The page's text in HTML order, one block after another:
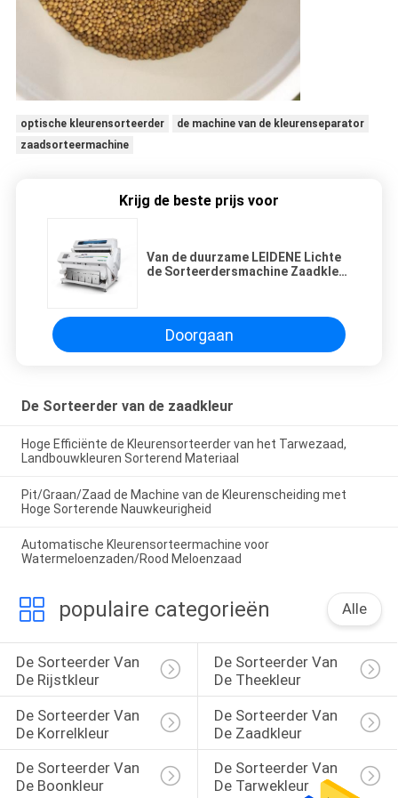
optische kleurensorteerder
de machine van de kleurenseparator
zaadsorteermachine
Krijg de beste prijs voor
Van de duurzame LEIDENE Lichte
de Sorteerdersmachine Zaadkleur
Doorgaan
De Sorteerder van de zaadkleur
Hoge Efficiënte de Kleurensorteerder van het Tarwezaad,
Landbouwkleuren Sorterend Materiaal
Pit/Graan/Zaad de Machine van de Kleurenscheiding met
Hoge Sorterende Nauwkeurigheid
Automatische Kleurensorteermachine voor
Watermeloenzaden/Rood Meloenzaad
populaire categorieën Alle
De Sorteerder Van
De Rijstkleur
De Sorteerder Van
De Theekleur
De Sorteerder Van
De Korrelkleur
De Sorteerder Van
De Zaadkleur
De Sorteerder Van
De Boonkleur
De Sorteerder Van
De Tarwekleur